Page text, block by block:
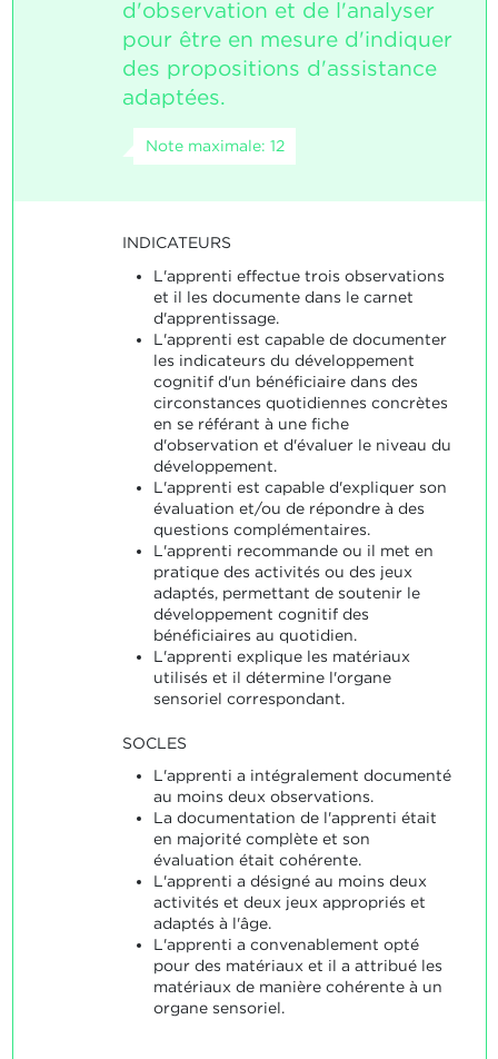
d'observation et de l'analyser
pour être en mesure d'indiquer
des propositions d'assistance
adaptées.
Note maximale: 12
INDICATEURS
L'apprenti effectue trois observations
et il les documente dans le carnet
d'apprentissage.
L'apprenti est capable de documenter
les indicateurs du développement
cognitif d'un bénéficiaire dans des
circonstances quotidiennes concrètes
en se référant à une fiche
d'observation et d'évaluer le niveau du
développement.
L'apprenti est capable d'expliquer son
évaluation et/ou de répondre à des
questions complémentaires.
L'apprenti recommande ou il met en
pratique des activités ou des jeux
adaptés, permettant de soutenir le
développement cognitif des
bénéficiaires au quotidien.
L'apprenti explique les matériaux
utilisés et il détermine l'organe
sensoriel correspondant.
SOCLES
L'apprenti a intégralement documenté
au moins deux observations.
La documentation de l'apprenti était
en majorité complète et son
évaluation était cohérente.
L'apprenti a désigné au moins deux
activités et deux jeux appropriés et
adaptés à l'âge.
L'apprenti a convenablement opté
pour des matériaux et il a attribué les
matériaux de manière cohérente à un
organe sensoriel.